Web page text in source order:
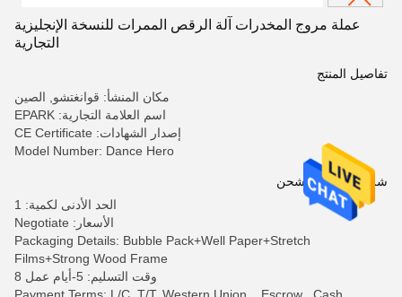
عملة مروج المخدرات آلة الرقص الممرات للنسخة الإنجليزية
التجارية
تفاصيل المنتج
مكان المنشأ: قوانغتشو, الصين
اسم العلامة التجارية: EPARK
إصدار الشهادات: CE Certificate
Model Number: Dance Hero
شروط الدفع والشحن
الحد الأدنى لكمية: 1
الأسعار: Negotiate
Packaging Details: Bubble Pack+Well Paper+Stretch
Films+Strong Wood Frame
وقت التسليم: 5-أيام عمل 8